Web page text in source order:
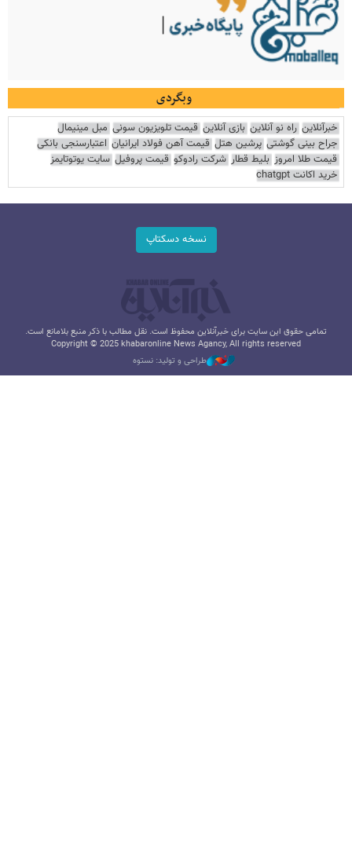
وبگردی
خبرآنلاین راه نو آنلاین بازی آنلاین قیمت تلویزیون سونی مبل مینیمال
جراح بینی گوشتی پرشین هتل قیمت آهن فولاد ایرانیان اعتبارسنجی بانکی
قیمت طلا امروز بلیط قطار شرکت رادوکو قیمت پروفیل سایت یوتوتایمز
خرید اکانت chatgpt
نسخه دسکتاپ
تمامی حقوق این سایت برای خبرآنلاین محفوظ است. نقل مطالب با ذکر منبع بلامانع است.
Copyright © 2025 khabaronline News Agancy, All rights reserved
طراحی و تولید: نستوه